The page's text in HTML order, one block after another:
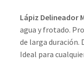
Lápiz Delineador
agua y frotado.
de larga duración.
Ideal para